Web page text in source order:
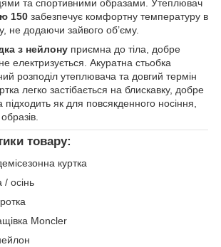
та спортивними образами. Утеплювач
150 забезпечує комфортну температуру в
не додаючи зайвого об’єму.
з нейлону приємна до тіла, добре
електризується. Акуратна стьобка
розподіл утеплювача та довгий термін
легко застібається на блискавку, добре
підходить як для повсякденного носіння,
товару:
куртка
/ осінь
Moncler